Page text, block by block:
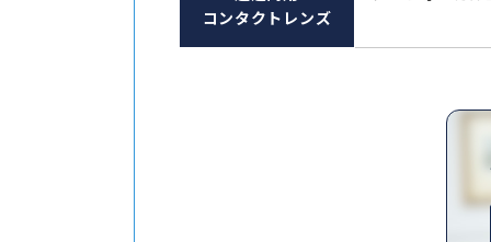
コンタクトレンズ